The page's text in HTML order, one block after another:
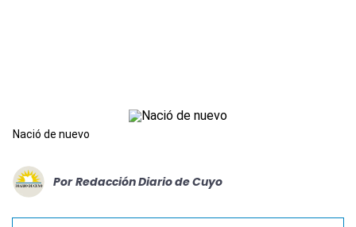
Nació de nuevo
Por Redacción Diario de Cuyo